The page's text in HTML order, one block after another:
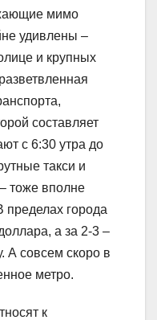
мимо
удивлены –
и крупных
составляет
с 6:30 утра до
такси и
тоже вполне
пределах города
а за 2-3 –
А совсем скоро в
метро.
к